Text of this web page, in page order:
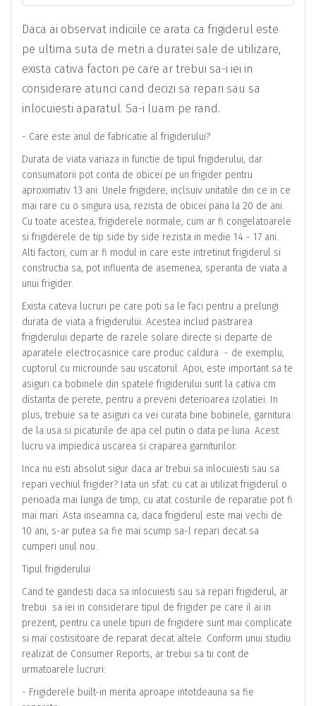
Daca ai observat indiciile ce arata ca frigiderul este
pe ultima suta de metri a duratei sale de utilizare,
exista cativa factori pe care ar trebui sa-i iei in
considerare atunci cand decizi sa repari sau sa
inlocuiesti aparatul. Sa-i luam pe rand.
- Care este anul de fabricatie al frigiderului?
Durata de viata variaza in functie de tipul frigiderului, dar
consumatorii pot conta de obicei pe un frigider pentru
aproximativ 13 ani. Unele frigidere, inclsuiv unitatile din ce in ce
mai rare cu o singura usa, rezista de obicei pana la 20 de ani.
Cu toate acestea, frigiderele normale, cum ar fi congelatoarele
si frigiderele de tip side by side rezista in medie 14 - 17 ani.
Alti factori, cum ar fi modul in care este intretinut frigiderul si
constructia sa, pot influenta de asemenea, speranta de viata a
unui frigider.
Exista cateva lucruri pe care poti sa le faci pentru a prelungi
durata de viata a frigiderului. Acestea includ pastrarea
frigiderului departe de razele solare directe si departe de
aparatele electrocasnice care produc caldura - de exemplu,
cuptorul cu microunde sau uscatorul. Apoi, este important sa te
asiguri ca bobinele din spatele frigiderului sunt la cativa cm
distanta de perete, pentru a preveni deterioarea izolatiei. In
plus, trebuie sa te asiguri ca vei curata bine bobinele, garnitura
de la usa si picaturile de apa cel putin o data pe luna. Acest
lucru va impiedica uscarea si craparea garniturilor.
Inca nu esti absolut sigur daca ar trebui sa inlocuiesti sau sa
repari vechiul frigider? Iata un sfat: cu cat ai utilizat frigiderul o
perioada mai lunga de timp, cu atat costurile de reparatie pot fi
mai mari. Asta inseamna ca, daca frigiderul este mai vechi de
10 ani, s-ar putea sa fie mai scump sa-l repari decat sa
cumperi unul nou.
Tipul frigiderului
Cand te gandesti daca sa inlocuiesti sau sa repari frigiderul, ar
trebui sa iei in considerare tipul de frigider pe care il ai in
prezent, pentru ca unele tipuri de frigidere sunt mai complicate
si mai costisitoare de reparat decat altele. Conform unui studiu
realizat de Consumer Reports, ar trebui sa tii cont de
urmatoarele lucruri:
- Frigiderele built-in merita aproape intotdeauna sa fie